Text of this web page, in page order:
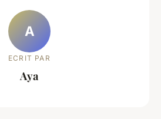
A
ECRIT PAR
Aya